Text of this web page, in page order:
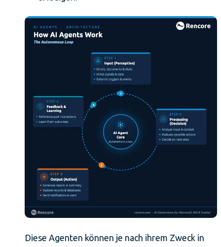
Diese Agenten können je nach ihrem Zweck in